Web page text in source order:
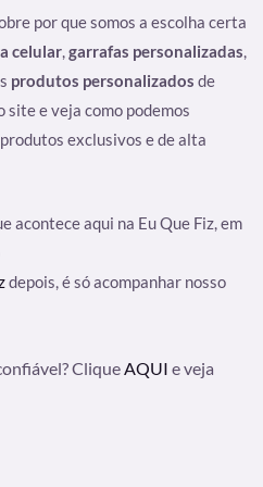
por que somos a escolha certa
celular,garrafas personalizadas,
produtos personalizados de
site e veja como podemos
exclusivos e de alta
acontece aqui na Eu Que Fiz, em
depois, é só acompanhar nosso
Clique AQUI e veja